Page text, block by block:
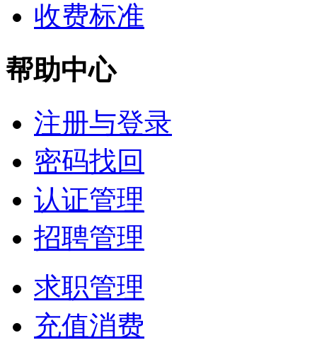
收费标准
帮助中心
注册与登录
密码找回
认证管理
招聘管理
求职管理
充值消费